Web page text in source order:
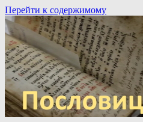
Перейти к содержимому